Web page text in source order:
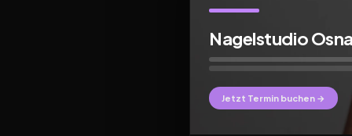
Nagelstudio
Jetzt Termin buchen →